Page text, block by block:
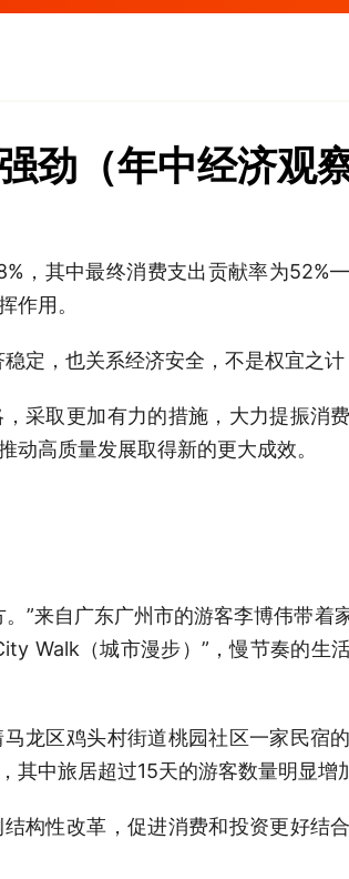
劲（年中经济观察
，其中最终消费支出贡献率为
作用。
，也关系经济安全，不是权宜之计
取更加有力的措施，大力提振消
动高质量发展取得新的更大成效。
来自广东广州市的游客李博伟带着
Walk（城市漫步）”，慢节奏的生
区鸡头村街道桃园社区一家民宿
中旅居超过15天的游客数量明显增
性改革，促进消费和投资更好结